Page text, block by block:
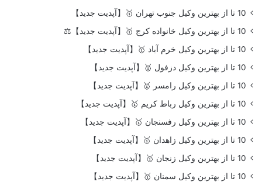
10 تا از بهترین وکیل جنوب تهران 🥇【آپدیت جدید】
10 تا از بهترین وکیل خانواده کرج 🥇【آپدیت جدید】⚖️
10 تا از بهترین وکیل خرم آباد 🥇【آپدیت جدید】
10 تا از بهترین وکیل دزفول 🥇【آپدیت جدید】
10 تا از بهترین وکیل رامسر 🥇【آپدیت جدید】
10 تا از بهترین وکیل رباط کریم 🥇【آپدیت جدید】
10 تا از بهترین وکیل رفسنجان 🥇【آپدیت جدید】
10 تا از بهترین وکیل زاهدان 🥇【آپدیت جدید】
10 تا از بهترین وکیل زنجان 🥇【آپدیت جدید】
10 تا از بهترین وکیل سمنان 🥇【آپدیت جدید】